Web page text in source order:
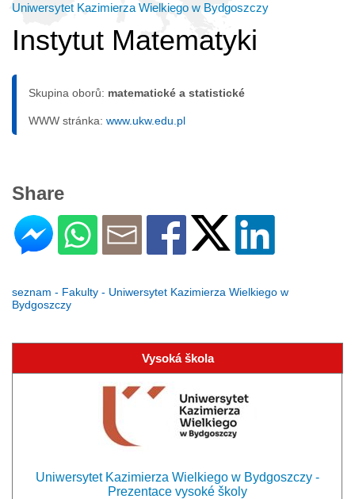
Uniwersytet Kazimierza Wielkiego w Bydgoszczy
Instytut Matematyki
Skupina oborů: matematické a statistické
WWW stránka: www.ukw.edu.pl
Share
seznam - Fakulty - Uniwersytet Kazimierza Wielkiego w
Bydgoszczy
Vysoká škola
Uniwersytet Kazimierza Wielkiego w Bydgoszczy -
Prezentace vysoké školy